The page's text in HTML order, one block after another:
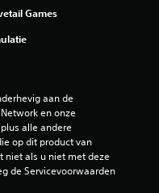
n
u
Games
aan de
en onze
alle andere
op dit product van
niet als u niet met deze
de Servicevoorwaarden